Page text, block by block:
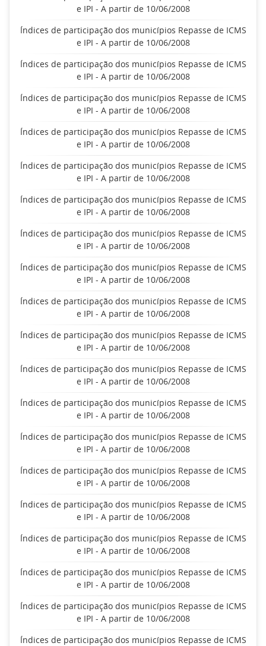
e IPI - A partir de 10/06/2008
Índices de participação dos municípios Repasse de ICMS
e IPI - A partir de 10/06/2008
Índices de participação dos municípios Repasse de ICMS
e IPI - A partir de 10/06/2008
Índices de participação dos municípios Repasse de ICMS
e IPI - A partir de 10/06/2008
Índices de participação dos municípios Repasse de ICMS
e IPI - A partir de 10/06/2008
Índices de participação dos municípios Repasse de ICMS
e IPI - A partir de 10/06/2008
Índices de participação dos municípios Repasse de ICMS
e IPI - A partir de 10/06/2008
Índices de participação dos municípios Repasse de ICMS
e IPI - A partir de 10/06/2008
Índices de participação dos municípios Repasse de ICMS
e IPI - A partir de 10/06/2008
Índices de participação dos municípios Repasse de ICMS
e IPI - A partir de 10/06/2008
Índices de participação dos municípios Repasse de ICMS
e IPI - A partir de 10/06/2008
Índices de participação dos municípios Repasse de ICMS
e IPI - A partir de 10/06/2008
Índices de participação dos municípios Repasse de ICMS
e IPI - A partir de 10/06/2008
Índices de participação dos municípios Repasse de ICMS
e IPI - A partir de 10/06/2008
Índices de participação dos municípios Repasse de ICMS
e IPI - A partir de 10/06/2008
Índices de participação dos municípios Repasse de ICMS
e IPI - A partir de 10/06/2008
Índices de participação dos municípios Repasse de ICMS
e IPI - A partir de 10/06/2008
Índices de participação dos municípios Repasse de ICMS
e IPI - A partir de 10/06/2008
Índices de participação dos municípios Repasse de ICMS
e IPI - A partir de 10/06/2008
Índices de participação dos municípios Repasse de ICMS